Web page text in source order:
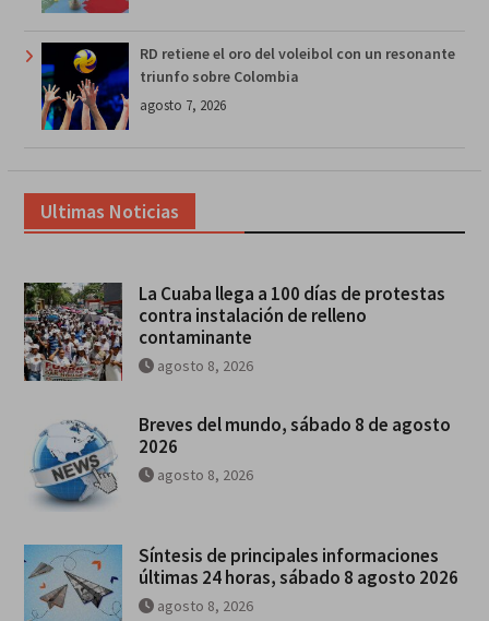
RD retiene el oro del voleibol con un resonante
triunfo sobre Colombia
agosto 7, 2026
Ultimas Noticias
La Cuaba llega a 100 días de protestas
contra instalación de relleno
contaminante
agosto 8, 2026
Breves del mundo, sábado 8 de agosto
2026
agosto 8, 2026
Síntesis de principales informaciones
últimas 24 horas, sábado 8 agosto 2026
agosto 8, 2026